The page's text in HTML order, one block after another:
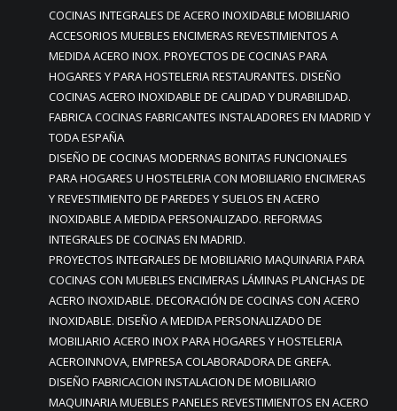
COCINAS INTEGRALES DE ACERO INOXIDABLE MOBILIARIO
ACCESORIOS MUEBLES ENCIMERAS REVESTIMIENTOS A
MEDIDA ACERO INOX. PROYECTOS DE COCINAS PARA
HOGARES Y PARA HOSTELERIA RESTAURANTES. DISEÑO
COCINAS ACERO INOXIDABLE DE CALIDAD Y DURABILIDAD.
FABRICA COCINAS FABRICANTES INSTALADORES EN MADRID Y
TODA ESPAÑA
DISEÑO DE COCINAS MODERNAS BONITAS FUNCIONALES
PARA HOGARES U HOSTELERIA CON MOBILIARIO ENCIMERAS
Y REVESTIMIENTO DE PAREDES Y SUELOS EN ACERO
INOXIDABLE A MEDIDA PERSONALIZADO. REFORMAS
INTEGRALES DE COCINAS EN MADRID.
PROYECTOS INTEGRALES DE MOBILIARIO MAQUINARIA PARA
COCINAS CON MUEBLES ENCIMERAS LÁMINAS PLANCHAS DE
ACERO INOXIDABLE. DECORACIÓN DE COCINAS CON ACERO
INOXIDABLE. DISEÑO A MEDIDA PERSONALIZADO DE
MOBILIARIO ACERO INOX PARA HOGARES Y HOSTELERIA
ACEROINNOVA, EMPRESA COLABORADORA DE GREFA.
DISEÑO FABRICACION INSTALACION DE MOBILIARIO
MAQUINARIA MUEBLES PANELES REVESTIMIENTOS EN ACERO